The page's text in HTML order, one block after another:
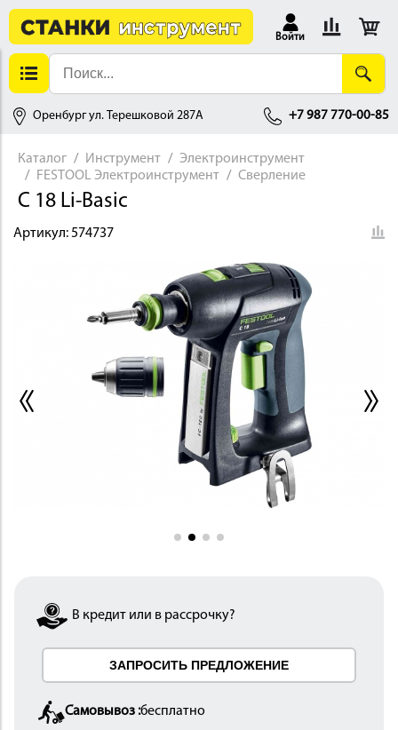
Войти
Оренбург ул. Терешковой 287А +7 987 770-00-85
ОСНАСТКА
Каталог Инструмент
Электроинструмент
FESTOOL Электроинструмент
Сверление
C 18 Li-Basic
Артикул:574737
В кредит или в рассрочку?
ЗАПРОСИТЬ ПРЕДЛОЖЕНИЕ
Самовывоз :бесплатно